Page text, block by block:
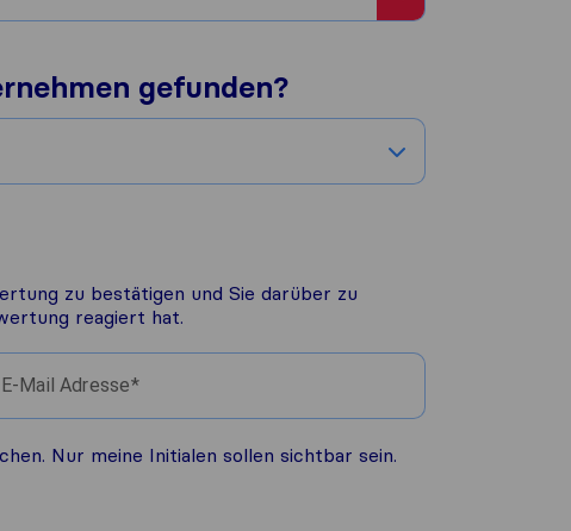
gefunden?
zu bestätigen und Sie darüber zu
reagiert hat.
E-Mail Adresse
Nur meine Initialen sollen sichtbar sein.